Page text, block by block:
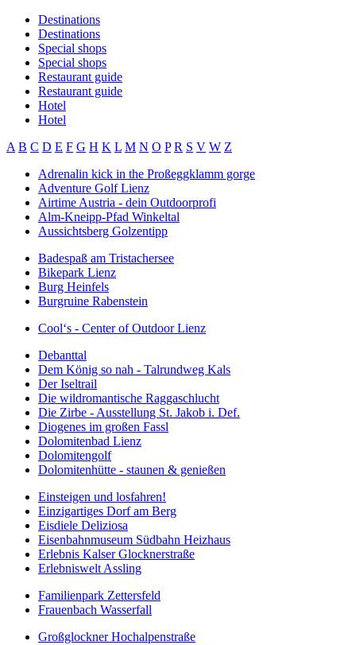
Destinations
Destinations
Special shops
Special shops
Restaurant guide
Restaurant guide
Hotel
Hotel
A B C D E F G H K L M N O P R S V W Z
Adrenalin kick in the Proßeggklamm gorge
Adventure Golf Lienz
Airtime Austria - dein Outdoorprofi
Alm-Kneipp-Pfad Winkeltal
Aussichtsberg Golzentipp
Badespaß am Tristachersee
Bikepark Lienz
Burg Heinfels
Burgruine Rabenstein
Cool‘s - Center of Outdoor Lienz
Debanttal
Dem König so nah - Talrundweg Kals
Der Iseltrail
Die wildromantische Raggaschlucht
Die Zirbe - Ausstellung St. Jakob i. Def.
Diogenes im großen Fassl
Dolomitenbad Lienz
Dolomitengolf
Dolomitenhütte - staunen & genießen
Einsteigen und losfahren!
Einzigartiges Dorf am Berg
Eisdiele Deliziosa
Eisenbahnmuseum Südbahn Heizhaus
Erlebnis Kalser Glocknerstraße
Erlebniswelt Assling
Familienpark Zettersfeld
Frauenbach Wasserfall
Großglockner Hochalpenstraße